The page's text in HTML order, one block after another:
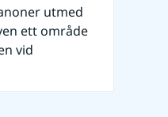
utmed
ett område
vid